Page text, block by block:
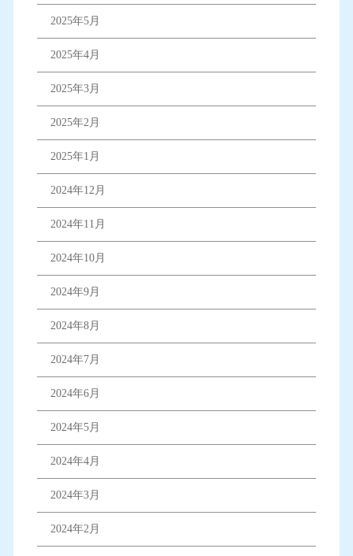
2025年5月
2025年4月
2025年3月
2025年2月
2025年1月
2024年12月
2024年11月
2024年10月
2024年9月
2024年8月
2024年7月
2024年6月
2024年5月
2024年4月
2024年3月
2024年2月